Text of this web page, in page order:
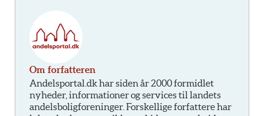
Om forfatteren
Andelsportal.dk har siden år 2000 formidlet
nyheder, informationer og services til landets
andelsboligforeninger. Forskellige forfattere har